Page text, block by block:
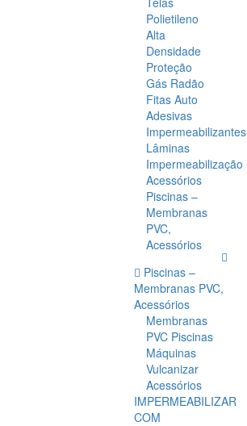
Polietileno
Alta
Densidade
Proteção
Gás Radão
Fitas Auto
Adesivas
Impermeabilizantes
Lâminas
Impermeabilização
Acessórios
Piscinas –
Membranas
PVC,
Acessórios
Piscinas –
Membranas PVC,
Acessórios
Membranas
PVC Piscinas
Máquinas
Vulcanizar
Acessórios
IMPERMEABILIZAR
COM